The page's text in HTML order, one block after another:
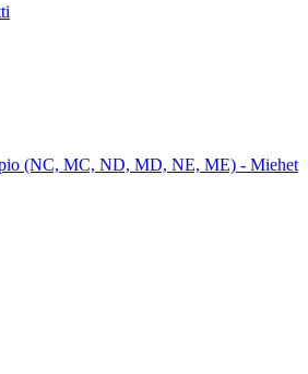
(NC, MC, ND, MD, NE, ME) - Miehet